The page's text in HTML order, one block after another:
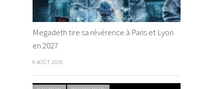
Megadeth tire sa révérence à Paris et Lyon
en 2027
6 AOÛT 2026